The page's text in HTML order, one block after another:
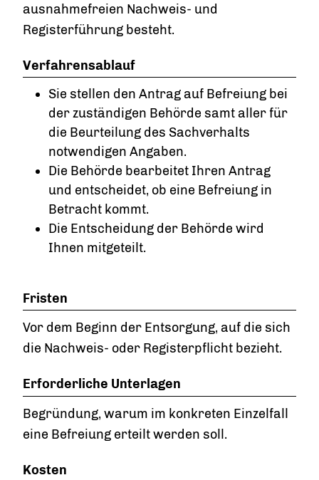
ausnahmefreien Nachweis- und
Registerführung besteht.
Verfahrensablauf
Sie stellen den Antrag auf Befreiung bei
der zuständigen Behörde samt aller für
die Beurteilung des Sachverhalts
notwendigen Angaben.
Die Behörde bearbeitet Ihren Antrag
und entscheidet, ob eine Befreiung in
Betracht kommt.
Die Entscheidung der Behörde wird
Ihnen mitgeteilt.
Fristen
Vor dem Beginn der Entsorgung, auf die sich
die Nachweis- oder Registerpflicht bezieht.
Erforderliche Unterlagen
Begründung, warum im konkreten Einzelfall
eine Befreiung erteilt werden soll.
Kosten